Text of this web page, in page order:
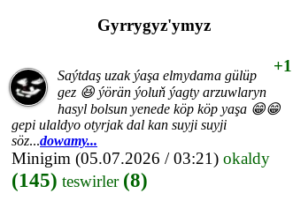
Gyrrygyz'ymyz
+1
Saýtdaş uzak ýaşa elmydama gülüp
gez 😆 ýörän ýoluň ýagty arzuwlaryn
hasyl bolsun yenede köp köp yaşa 😁😁
gepi ulaldyo otyrjak dal kan suyji suyji
söz...dowamy...
Minigim (05.07.2026 / 03:21) okaldy
(145) teswirler (8)